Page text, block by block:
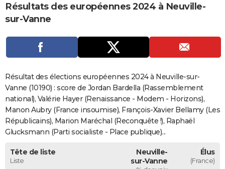
Carte de Noël
Carte Bonne année
Carte Saint-Valentin
Carte Pâques
Carte d'anniversaire
COPAINS D'AVANT
AVIS DE DÉCÈS
FORUM
Bricolage
Lifestyle
Culture
Sport
Auto
Television
Voyage
Cinema
Résultats des européennes 2024 à Neuville-
sur-Vanne
Résultat des élections européennes 2024 à Neuville-sur-
Vanne (10190) : score de Jordan Bardella (Rassemblement
national), Valérie Hayer (Renaissance - Modem - Horizons),
Manon Aubry (France insoumise), François-Xavier Bellamy (Les
Républicains), Marion Maréchal (Reconquête !), Raphaël
Glucksmann (Parti socialiste - Place publique)...
Tête de liste
Liste
Neuville-
sur-Vanne
Élus
(France)